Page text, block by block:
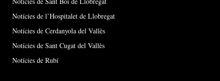
Notícies de l’Hospitalet de Llobregat
Notícies de Cerdanyola del Vallès
Notícies de Sant Cugat del Vallès
Notícies de Rubí